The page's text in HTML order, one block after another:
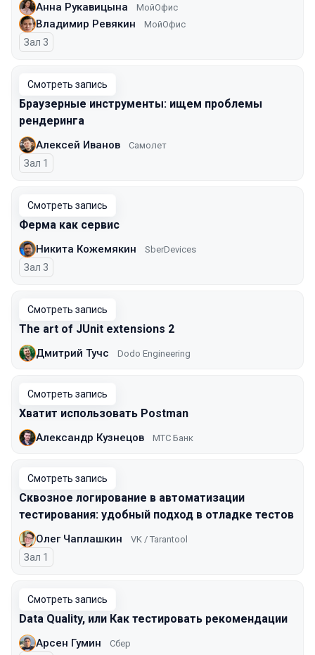
Анна Рукавицына МойОфис
Владимир Ревякин МойОфис
Зал 3
Смотреть запись
Браузерные инструменты: ищем проблемы
рендеринга
Алексей Иванов Самолет
Зал 1
Смотреть запись
Ферма как сервис
Никита Кожемякин SberDevices
Зал 3
Смотреть запись
The art of JUnit extensions 2
Дмитрий Тучс Dodo Engineering
Смотреть запись
Хватит использовать Postman
Александр Кузнецов МТС Банк
Смотреть запись
Сквозное логирование в автоматизации
тестирования: удобный подход в отладке тестов
Олег Чаплашкин VK / Tarantool
Зал 1
Смотреть запись
Data Quality, или Как тестировать рекомендации
Арсен Гумин Сбер